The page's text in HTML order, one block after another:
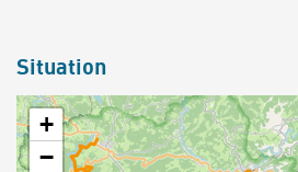
Situation
+
−